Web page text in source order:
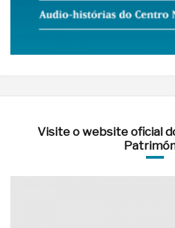
Visite o website oficial